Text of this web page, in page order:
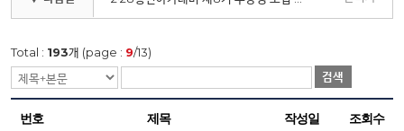
Total : 193개 (page : 9/13)
검색
번호 제목 작성일 조회수